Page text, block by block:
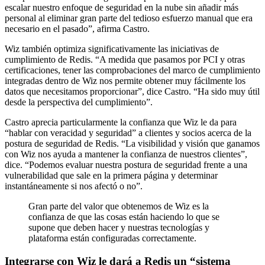
escalar nuestro enfoque de seguridad en la nube sin añadir más
personal al eliminar gran parte del tedioso esfuerzo manual que era
necesario en el pasado”, afirma Castro.
Wiz también optimiza significativamente las iniciativas de
cumplimiento de Redis. “A medida que pasamos por PCI y otras
certificaciones, tener las comprobaciones del marco de cumplimiento
integradas dentro de Wiz nos permite obtener muy fácilmente los
datos que necesitamos proporcionar”, dice Castro. “Ha sido muy útil
desde la perspectiva del cumplimiento”.
Castro aprecia particularmente la confianza que Wiz le da para
“hablar con veracidad y seguridad” a clientes y socios acerca de la
postura de seguridad de Redis. “La visibilidad y visión que ganamos
con Wiz nos ayuda a mantener la confianza de nuestros clientes”,
dice. “Podemos evaluar nuestra postura de seguridad frente a una
vulnerabilidad que sale en la primera página y determinar
instantáneamente si nos afectó o no”.
Gran parte del valor que obtenemos de Wiz es la
confianza de que las cosas están haciendo lo que se
supone que deben hacer y nuestras tecnologías y
plataforma están configuradas correctamente.
Integrarse con Wiz le dará a Redis un “sistema